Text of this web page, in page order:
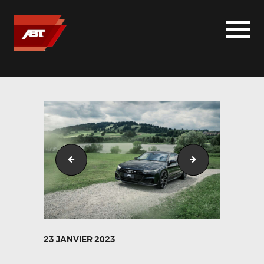
ABT SPORTSLINE FRANCE
MARQUES
LE SUR-MESURE
ABT
CONTACT
DSC09582-Edit DSC09589
23 JANVIER 2023